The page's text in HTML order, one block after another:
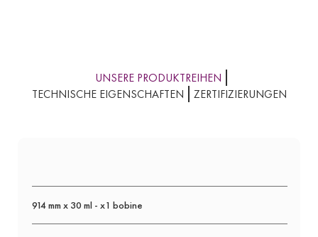
UNSERE PRODUKTREIHEN
TECHNISCHE EIGENSCHAFTEN
ZERTIFIZIERUNGEN
914 mm x 30 ml - x1 bobine